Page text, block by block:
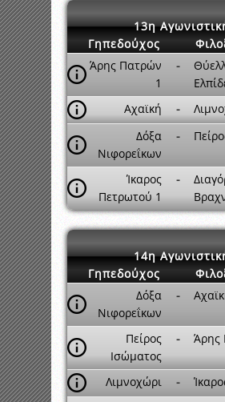
13η
Γηπεδούχος
Άρης Πατρών
1
-
Αχαϊκή
-
Δόξα
Νιφορεΐκων
-
Ίκαρος
Πετρωτού 1
-
14η
Γηπεδούχος
Δόξα
Νιφορεΐκων
-
Πείρος
Ισώματος
- Άρης
Λιμνοχώρι -